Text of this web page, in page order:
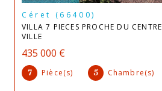
Céret (66400)
VILLA 7 PIECES PROCHE DU CENTRE
VILLE
435 000 €
7 Pièce(s) 5 Chambre(s)